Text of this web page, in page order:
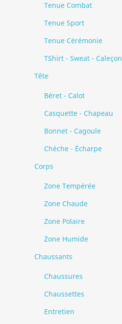
Tenue Combat
Tenue Sport
Tenue Cérémonie
TShirt - Sweat - Caleçon
Tête
Béret - Calot
Casquette - Chapeau
Bonnet - Cagoule
Chèche - Écharpe
Corps
Zone Tempérée
Zone Chaude
Zone Polaire
Zone Humide
Chaussants
Chaussures
Chaussettes
Entretien